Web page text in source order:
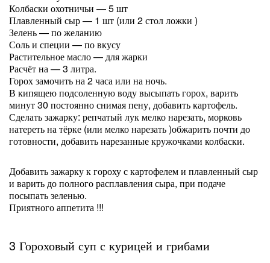
Колбаски охотничьи — 5 шт
Плавленный сыр — 1 шт (или 2 стол ложки )
Зелень — по желанию
Соль и специи — по вкусу
Растительное масло — для жарки
Расчёт на — 3 литра.
Горох замочить на 2 часа или на ночь.
В кипящею подсоленную воду высыпать горох, варить
минут 30 постоянно снимая пену, добавить картофель.
Сделать зажарку: репчатый лук мелко нарезать, морковь
натереть на тёрке (или мелко нарезать )обжарить почти до
готовности, добавить нарезанные кружочками колбаски.
Добавить зажарку к гороху с картофелем и плавленный сыр
и варить до полного расплавления сыра, при подаче
посыпать зеленью.
Приятного аппетита !!!
3 Гороховый суп с курицей и грибами